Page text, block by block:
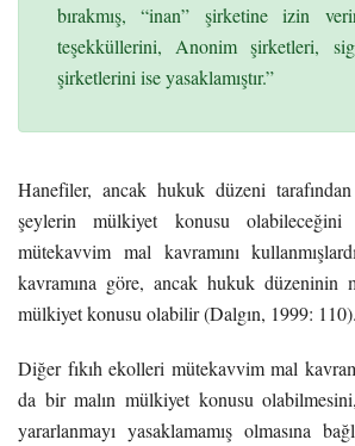
bırakmış, “inan” şirketine izin
teşekküllerini, Anonim şirketleri,
şirketlerini ise yasaklamıştır.”
Hanefiler, ancak hukuk düzeni
şeylerin mülkiyet konusu
mütekavvim mal kavramını
kavramına göre, ancak hukuk düzeninin
mülkiyet konusu olabilir (Dalgın, 1999: 110).
Diğer fıkıh ekolleri mütekavvim mal
da bir malın mülkiyet konusu
yararlanmayı yasaklamamış olmasına